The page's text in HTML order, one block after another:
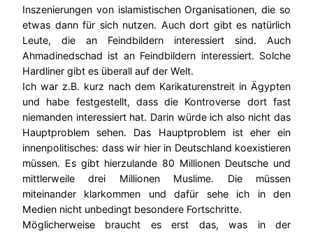
Inszenierungen von islamistischen Organisationen, die so
etwas dann für sich nutzen. Auch dort gibt es natürlich
Leute, die an Feindbildern interessiert sind. Auch
Ahmadinedschad ist an Feindbildern interessiert. Solche
Hardliner gibt es überall auf der Welt.
Ich war z.B. kurz nach dem Karikaturenstreit in Ägypten
und habe festgestellt, dass die Kontroverse dort fast
niemanden interessiert hat. Darin würde ich also nicht das
Hauptproblem sehen. Das Hauptproblem ist eher ein
innenpolitisches: dass wir hier in Deutschland koexistieren
müssen. Es gibt hierzulande 80 Millionen Deutsche und
mittlerweile drei Millionen Muslime. Die müssen
miteinander klarkommen und dafür sehe ich in den
Medien nicht unbedingt besondere Fortschritte.
Möglicherweise braucht es erst das, was in der